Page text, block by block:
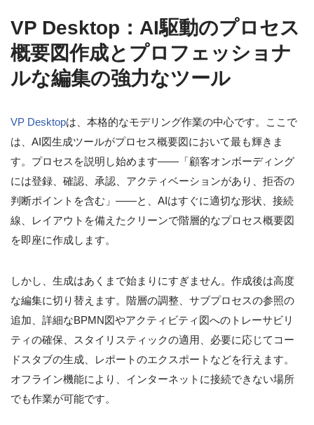
VP Desktop：AI駆動のプロセス
概要図作成とプロフェッショナ
ルな編集の強力なツール
VP Desktopは、本格的なモデリング作業の中心です。ここで
は、AI図生成ツールがプロセス概要図において最も輝きま
す。プロセスを説明し始めます——「顧客オンボーディング
には登録、確認、承認、アクティベーションがあり、拒否の
判断ポイントを含む」——と、AIはすぐに適切な形状、接続
線、レイアウトを備えたクリーンで階層的なプロセス概要図
を即座に作成します。
しかし、生成はあくまで始まりにすぎません。作成後は高度
な編集に切り替えます。階層の調整、サブプロセスの参照の
追加、詳細なBPMN図やアクティビティ図へのトレーサビリ
ティの確保、スタイリスティックの適用、必要に応じてコー
ドスタブの生成、レポートのエクスポートなどを行えます。
オフライン機能により、インターネットに接続できない場所
でも作業が可能です。